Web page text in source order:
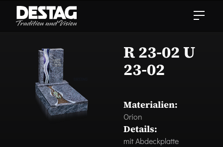
R 23-02 U
23-02
Materialien:
Orion
Details:
mit Abdeckplatte